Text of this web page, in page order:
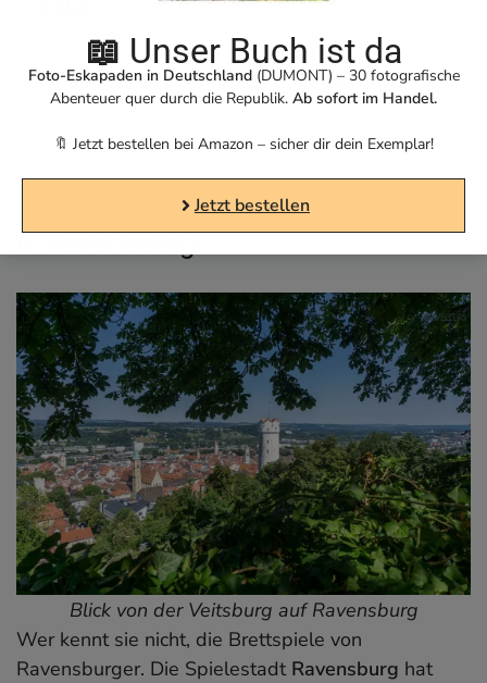
Jetzt bei Amazon bestellen*
6. Ravensburg
Blick von der Veitsburg auf Ravensburg
Wer kennt sie nicht, die Brettspiele von
Ravensburger. Die Spielestadt Ravensburg hat
📖 Unser Buch ist da
Foto-Eskapaden in Deutschland(DUMONT) – 30 fotografische
Abenteuer quer durch die Republik. Ab sofort im Handel.
🔖 Jetzt bestellen bei Amazon – sicher dir dein Exemplar!
Jetzt bestellen